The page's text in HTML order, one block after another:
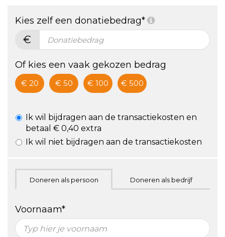
gezondheid
Kies zelf een donatiebedrag*
€
Of kies een vaak gekozen bedrag
€ 20 € 50 € 100 € 500
Ik wil bijdragen aan de transactiekosten en
betaal € 0,40 extra
Ik wil niet bijdragen aan de transactiekosten
Doneren als persoon Doneren als bedrijf
Voornaam*